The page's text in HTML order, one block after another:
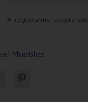
Al registrarme, acepto
Muebles